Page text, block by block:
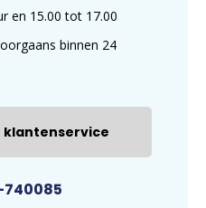
en 15.00 tot 17.00
binnen 24
klantenservice
740085